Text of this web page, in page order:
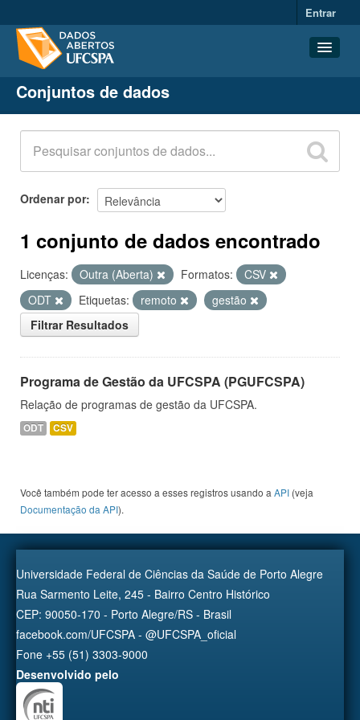
Entrar
Conjuntos de dados
Organizações
Grupos
Sobre
Conjuntos de dados
Ordenar por
1 conjunto de dados encontrado
Licenças: Outra (Aberta) Formatos:
CSV
ODT
Etiquetas: remoto
gestão
Filtrar Resultados
Programa de Gestão da UFCSPA (PGUFCSPA)
Relação de programas de gestão da UFCSPA.
ODT CSV
Você também pode ter acesso a esses registros usando a API (veja
Documentação da API).
Universidade Federal de Ciências da Saúde de Porto Alegre
Rua Sarmento Leite, 245 - Bairro Centro Histórico
CEP: 90050-170 - Porto Alegre/RS - Brasil
facebook.com/UFCSPA - @UFCSPA_oficial
Fone +55 (51) 3303-9000
Desenvolvido pelo